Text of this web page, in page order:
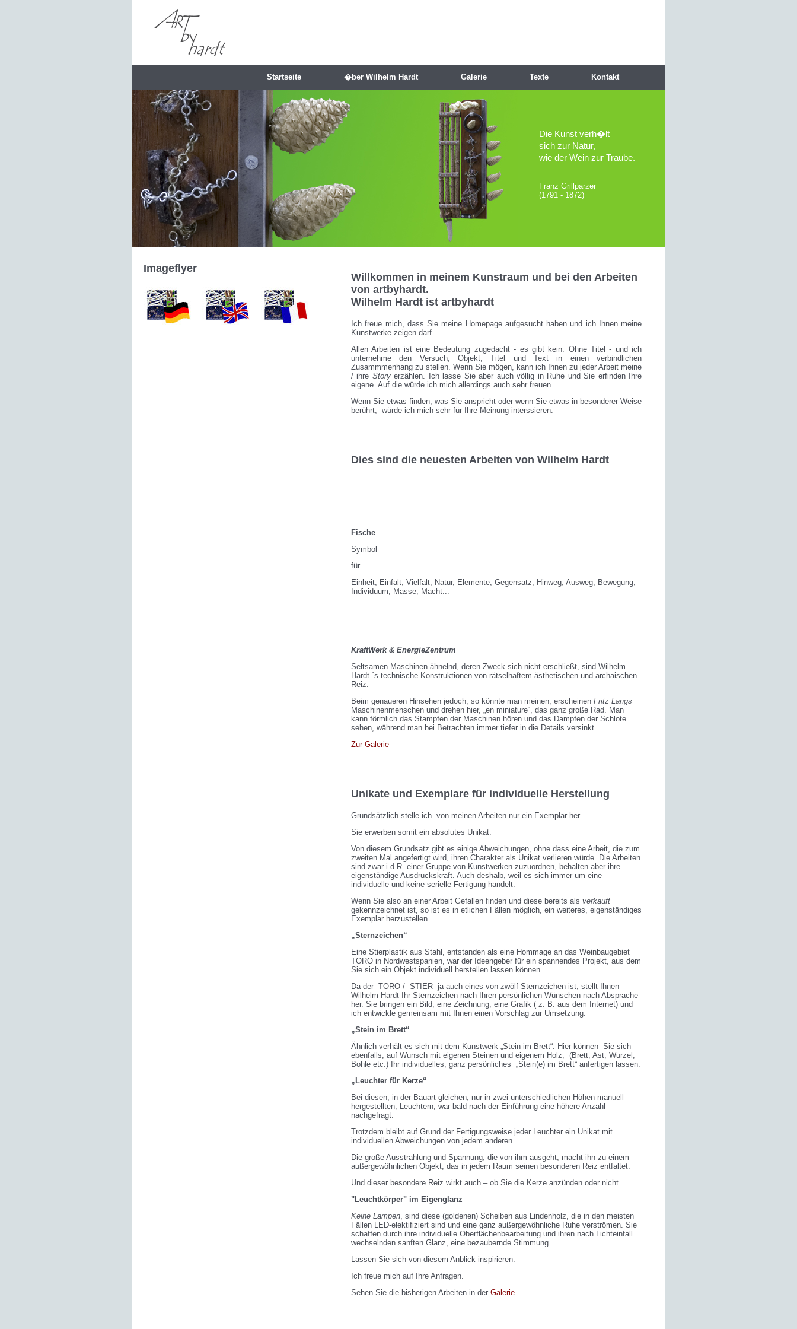
Startseite �ber Wilhelm Hardt Galerie Texte Kontakt
Die Kunst verh�lt
sich zur Natur,
wie der Wein zur Traube.
Franz Grillparzer
(1791 - 1872)
Imageflyer
Willkommen in meinem Kunstraum und bei den Arbeiten
von artbyhardt.
Wilhelm Hardt ist artbyhardt
Ich freue mich, dass Sie meine Homepage aufgesucht haben und ich Ihnen meine
Kunstwerke zeigen darf.
Allen Arbeiten ist eine Bedeutung zugedacht - es gibt kein: Ohne Titel - und ich
unternehme den Versuch, Objekt, Titel und Text in einen verbindlichen
Zusammmenhang zu stellen. Wenn Sie mögen, kann ich Ihnen zu jeder Arbeit meine
/ ihre Storyerzählen. Ich lasse Sie aber auch völlig in Ruhe und Sie erfinden Ihre
eigene. Auf die würde ich mich allerdings auch sehr freuen...
Wenn Sie etwas finden, was Sie anspricht oder wenn Sie etwas in besonderer Weise
berührt, würde ich mich sehr für Ihre Meinung interssieren.
Dies sind die neuesten Arbeiten von Wilhelm Hardt
Fische
Symbol
für
Einheit, Einfalt, Vielfalt, Natur, Elemente, Gegensatz, Hinweg, Ausweg, Bewegung,
Individuum, Masse, Macht...
KraftWerk & EnergieZentrum
Seltsamen Maschinen ähnelnd, deren Zweck sich nicht erschließt, sind Wilhelm
Hardt ´s technische Konstruktionen von rätselhaftem ästhetischen und archaischen
Reiz.
Beim genaueren Hinsehen jedoch, so könnte man meinen, erscheinen Fritz Langs
Maschinenmenschen und drehen hier, „en miniature“, das ganz große Rad. Man
kann förmlich das Stampfen der Maschinen hören und das Dampfen der Schlote
sehen, während man bei Betrachten immer tiefer in die Details versinkt…
Zur Galerie
Unikate und Exemplare für individuelle Herstellung
Grundsätzlich stelle ich von meinen Arbeiten nur ein Exemplar her.
Sie erwerben somit ein absolutes Unikat.
Von diesem Grundsatz gibt es einige Abweichungen, ohne dass eine Arbeit, die zum
zweiten Mal angefertigt wird, ihren Charakter als Unikat verlieren würde. Die Arbeiten
sind zwar i.d.R. einer Gruppe von Kunstwerken zuzuordnen, behalten aber ihre
eigenständige Ausdruckskraft. Auch deshalb, weil es sich immer um eine
individuelle und keine serielle Fertigung handelt.
Wenn Sie also an einer Arbeit Gefallen finden und diese bereits als verkauft
gekennzeichnet ist, so ist es in etlichen Fällen möglich, ein weiteres, eigenständiges
Exemplar herzustellen.
„Sternzeichen“
Eine Stierplastik aus Stahl, entstanden als eine Hommage an das Weinbaugebiet
TORO in Nordwestspanien, war der Ideengeber für ein spannendes Projekt, aus dem
Sie sich ein Objekt individuell herstellen lassen können.
Da der TORO / STIER ja auch eines von zwölf Sternzeichen ist, stellt Ihnen
Wilhelm Hardt Ihr Sternzeichen nach Ihren persönlichen Wünschen nach Absprache
her. Sie bringen ein Bild, eine Zeichnung, eine Grafik ( z. B. aus dem Internet) und
ich entwickle gemeinsam mit Ihnen einen Vorschlag zur Umsetzung.
„Stein im Brett“
Ähnlich verhält es sich mit dem Kunstwerk „Stein im Brett“. Hier können Sie sich
ebenfalls, auf Wunsch mit eigenen Steinen und eigenem Holz, (Brett, Ast, Wurzel,
Bohle etc.) Ihr individuelles, ganz persönliches „Stein(e) im Brett“ anfertigen lassen.
„Leuchter für Kerze“
Bei diesen, in der Bauart gleichen, nur in zwei unterschiedlichen Höhen manuell
hergestellten, Leuchtern, war bald nach der Einführung eine höhere Anzahl
nachgefragt.
Trotzdem bleibt auf Grund der Fertigungsweise jeder Leuchter ein Unikat mit
individuellen Abweichungen von jedem anderen.
Die große Ausstrahlung und Spannung, die von ihm ausgeht, macht ihn zu einem
außergewöhnlichen Objekt, das in jedem Raum seinen besonderen Reiz entfaltet.
Und dieser besondere Reiz wirkt auch – ob Sie die Kerze anzünden oder nicht.
"Leuchtkörper" im Eigenglanz
Keine Lampen, sind diese (goldenen) Scheiben aus Lindenholz, die in den meisten
Fällen LED-elektifiziert sind und eine ganz außergewöhnliche Ruhe verströmen. Sie
schaffen durch ihre individuelle Oberflächenbearbeitung und ihren nach Lichteinfall
wechselnden sanften Glanz, eine bezaubernde Stimmung.
Lassen Sie sich von diesem Anblick inspirieren.
Ich freue mich auf Ihre Anfragen.
Sehen Sie die bisherigen Arbeiten in der Galerie…